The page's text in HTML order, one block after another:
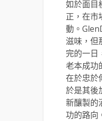
如於面目
正，在市
動。
滋味，但
完的一日
老本成功
在於忠於
於是其後
新釀製的
功的路向